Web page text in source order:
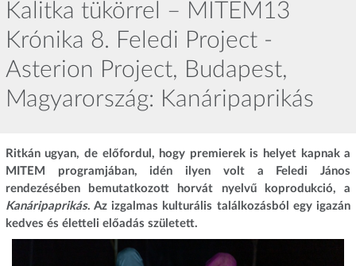
Kalitka tükörrel – MITEM13
Krónika 8. Feledi Project -
Asterion Project, Budapest,
Magyarország: Kanáripaprikás
Ritkán ugyan, de előfordul, hogy premierek is helyet kapnak a
MITEM programjában, idén ilyen volt a Feledi János
rendezésében bemutatkozott horvát nyelvű koprodukció, a
Kanáripaprikás. Az izgalmas kulturális találkozásból egy igazán
kedves és életteli előadás született.